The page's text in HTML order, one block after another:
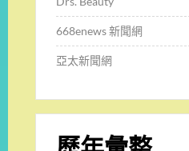
668enews 新聞網
亞太新聞網